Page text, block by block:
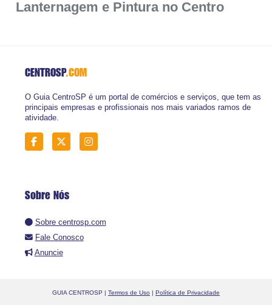
Lanternagem e Pintura no Centro
CENTROSP.COM
O Guia CentroSP é um portal de comércios e serviços, que tem as
principais empresas e profissionais nos mais variados ramos de
atividade.
Sobre Nós
Sobre centrosp.com
Fale Conosco
Anuncie
GUIA CENTROSP | Termos de Uso | Política de Privacidade